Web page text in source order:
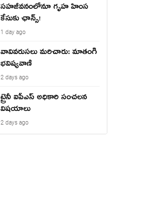
సహజీవనంలోనూ గృహ హింస
కేసుకు ఛాన్స్!
1 day ago
వావివ‌రుస‌లు మ‌రిచారు: మాతంగి
భవిష్యవాణి
2 days ago
ట్రైనీ ఐపీఎస్ అధికారి సంచలన
విషయాలు
2 days ago